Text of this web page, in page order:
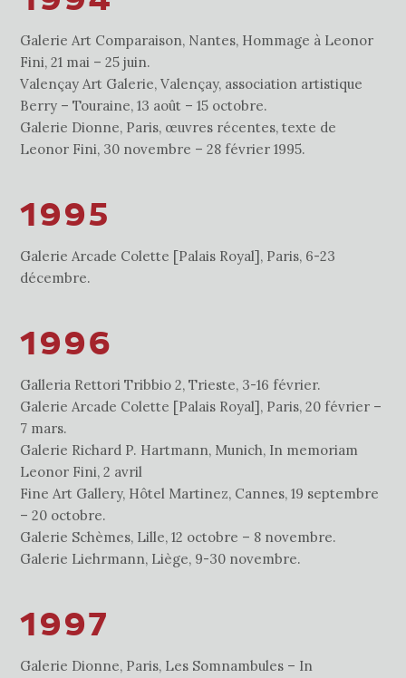
Galerie Art Comparaison, Nantes, Hommage à Leonor
Fini, 21 mai – 25 juin.
Valençay Art Galerie, Valençay, association artistique
Berry – Touraine, 13 août – 15 octobre.
Galerie Dionne, Paris, œuvres récentes, texte de
Leonor Fini, 30 novembre – 28 février 1995.
1995
Galerie Arcade Colette [Palais Royal], Paris, 6-23
décembre.
1996
Galleria Rettori Tribbio 2, Trieste, 3-16 février.
Galerie Arcade Colette [Palais Royal], Paris, 20 février –
7 mars.
Galerie Richard P. Hartmann, Munich, In memoriam
Leonor Fini, 2 avril
Fine Art Gallery, Hôtel Martinez, Cannes, 19 septembre
– 20 octobre.
Galerie Schèmes, Lille, 12 octobre – 8 novembre.
Galerie Liehrmann, Liège, 9-30 novembre.
1997
Galerie Dionne, Paris, Les Somnambules – In